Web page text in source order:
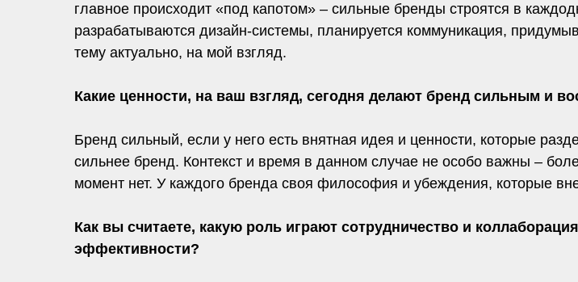
главное происходит «под капотом» – сильные бренды строятся в
разрабатываются дизайн-системы, планируется коммуникация,
тему актуально, на мой взгляд.
Какие ценности, на ваш взгляд, сегодня делают бренд сильным и
Бренд сильный, если у него есть внятная идея и ценности, которые
сильнее бренд. Контекст и время в данном случае не особо важны –
момент нет. У каждого бренда своя философия и убеждения, которые
Как вы считаете, какую роль играют сотрудничество и
эффективности?